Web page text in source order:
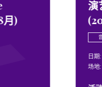
演艺声乐节
(2026年8月)
2026年8月20日 (四)